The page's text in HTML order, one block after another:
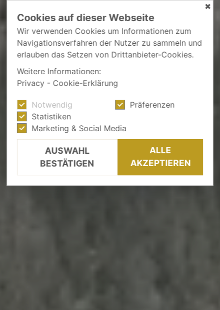
✖
Cookies auf dieser Webseite
Wir verwenden Cookies um Informationen zum
Navigationsverfahren der Nutzer zu sammeln und
erlauben das Setzen von Drittanbieter-Cookies.
Weitere Informationen:
Privacy - Cookie-Erklärung
Notwendig
Präferenzen
Statistiken
Marketing & Social Media
AUSWAHL
BESTÄTIGEN
ALLE
AKZEPTIEREN